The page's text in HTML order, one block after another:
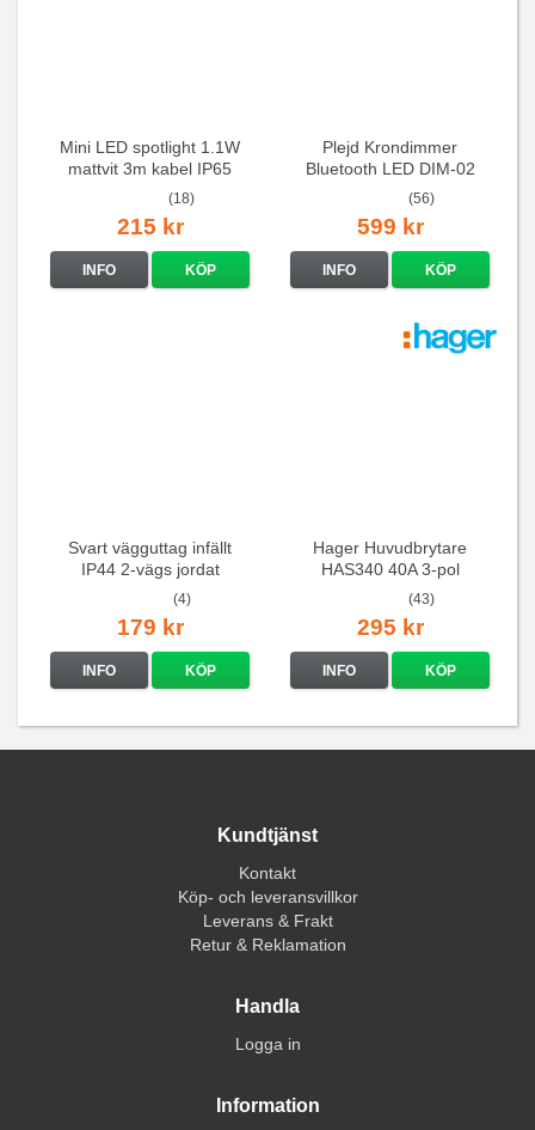
Mini LED spotlight 1.1W
mattvit 3m kabel IP65
(18)
215 kr
INFO KÖP
Plejd Krondimmer
Bluetooth LED DIM-02
(56)
599 kr
INFO KÖP
Svart vägguttag infällt
IP44 2-vägs jordat
(4)
179 kr
INFO KÖP
Hager Huvudbrytare
HAS340 40A 3-pol
(43)
295 kr
INFO KÖP
Kundtjänst
Kontakt
Köp- och leveransvillkor
Leverans & Frakt
Retur & Reklamation
Handla
Logga in
Information